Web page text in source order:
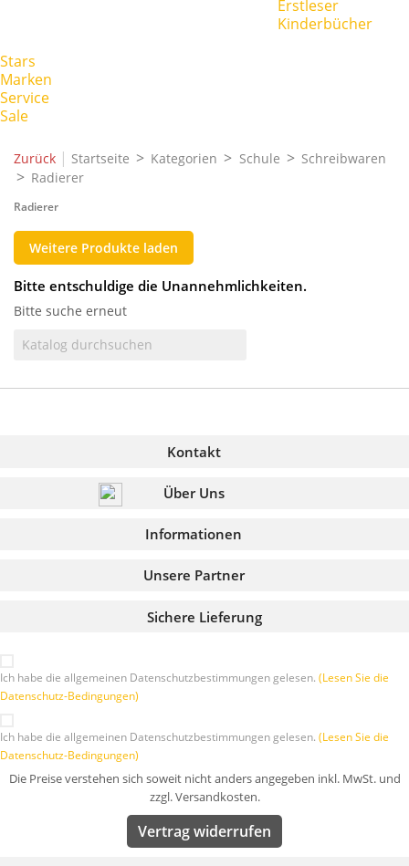
Erstleser
Kinderbücher
Stars
Marken
Service
Sale
Zurück | Startseite Kategorien Schule
Schreibwaren
Radierer
Radierer
Weitere Produkte laden
Bitte entschuldige die Unannehmlichkeiten.
Bitte suche erneut
Kontakt
Über Uns
Informationen
Sichere Lieferung
Unsere Partner
Ich habe die allgemeinen Datenschutzbestimmungen gelesen. (Lesen Sie die
Datenschutz-Bedingungen)
Ich habe die allgemeinen Datenschutzbestimmungen gelesen. (Lesen Sie die
Datenschutz-Bedingungen)
Die Preise verstehen sich soweit nicht anders angegeben inkl. MwSt. und
zzgl. Versandkosten.
Vertrag widerrufen